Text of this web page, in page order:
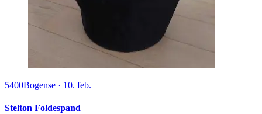
5400Bogense · 10. feb.
Stelton Foldespand